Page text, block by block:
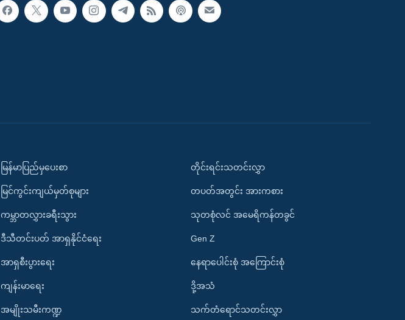
မြန်မာပြည်မှပေးစာ
မြင်ကွင်းကျယ်မှတ်စုများ
ကမ္ဘာတလွှားခရီးသွား
ဒီသီတင်းပတ် အာရှနိုင်ငံရေး
အာရှစီးပွားရေး
ကျန်းမာရေး
အမျိုးသမီးကဏ္ဍ
တိုင်းရင်းသတင်းလွှာ
တပတ်အတွင်း အားကစား
သုတစုံလင် အမေရိကန်တခွင်
Gen Z
နေရာပေါင်းစုံ အကြောင်းစုံ
ဒို့အသံ
သက်တံရောင်သတင်းလွှာ